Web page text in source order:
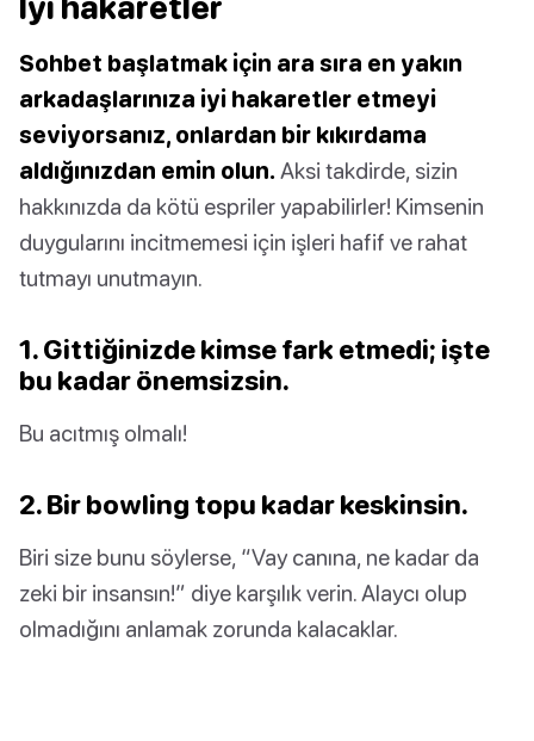
Sohbet başlatmak için ara sıra en yakın
arkadaşlarınıza iyi hakaretler etmeyi
seviyorsanız, onlardan bir kıkırdama
aldığınızdan emin olun. Aksi takdirde, sizin
hakkınızda da kötü espriler yapabilirler! Kimsenin
duygularını incitmemesi için işleri hafif ve rahat
tutmayı unutmayın.
1. Gittiğinizde kimse fark etmedi; işte
bu kadar önemsizsin.
Bu acıtmış olmalı!
2. Bir bowling topu kadar keskinsin.
Biri size bunu söylerse, “Vay canına, ne kadar da
zeki bir insansın!” diye karşılık verin. Alaycı olup
olmadığını anlamak zorunda kalacaklar.